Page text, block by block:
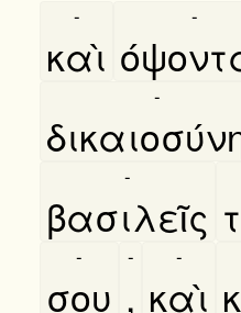
καὶ
- -
-
βασιλεῖς
-
σου
-
,
-
καὶ
-